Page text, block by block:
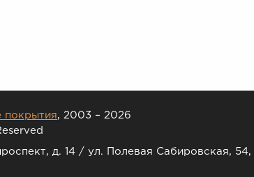
покрытия, 2003 – 2026
д. 14 / ул. Полевая Сабировская,